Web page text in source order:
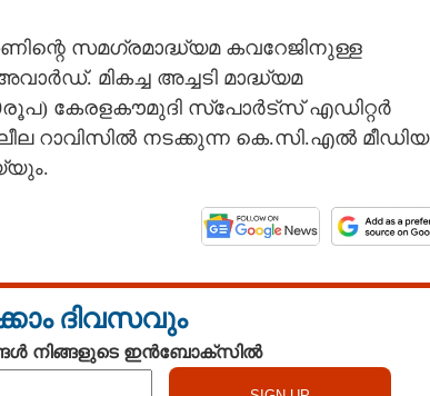
സമഗ്രമാദ്ധ്യമ കവറേജിനുള്ള
മികച്ച അച്ചടി മാദ്ധ്യമ
കേരളകൗമുദി സ്പോർട്സ് എഡിറ്റർ
റാവിസിൽ നടക്കുന്ന കെ.സി.എൽ മീഡിയ
ദിവസവും
നിങ്ങളുടെ ഇൻബോക്സിൽ